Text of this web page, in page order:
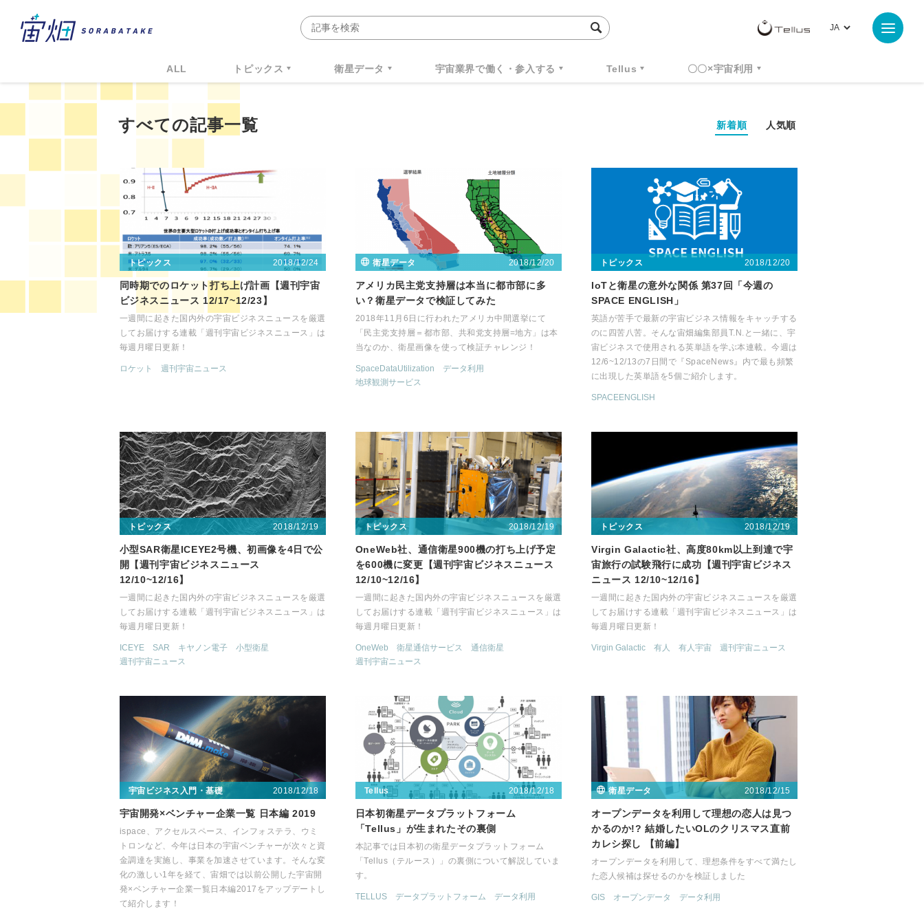
ALL トピックス 衛星データ 宇宙業界で働く・参入する Tellus 〇〇×宇宙利用
すべての記事一覧 新着順 人気順
トピックス 2018/12/24
同時期でのロケット打ち上げ計画【週刊宇宙
ビジネスニュース 12/17~12/23】
一週間に起きた国内外の宇宙ビジネスニュースを厳選
してお届けする連載「週刊宇宙ビジネスニュース」は
毎週月曜日更新！
ロケット 週刊宇宙ニュース
衛星データ 2018/12/20
アメリカ民主党支持層は本当に都市部に多
い？衛星データで検証してみた
2018年11月6日に行われたアメリカ中間選挙にて
「民主党支持層＝都市部、共和党支持層=地方」は本
当なのか、衛星画像を使って検証チャレンジ！
SpaceDataUtilization
データ利用
地球観測サービス
トピックス 2018/12/20
IoTと衛星の意外な関係 第37回「今週の
SPACE ENGLISH」
英語が苦手で最新の宇宙ビジネス情報をキャッチする
のに四苦八苦。そんな宙畑編集部員T.N.と一緒に、宇
宙ビジネスで使用される英単語を学ぶ本連載。今週は
12/6~12/13の7日間で『SpaceNews』内で最も頻繁
に出現した英単語を5個ご紹介します。
SPACEENGLISH
トピックス 2018/12/19
小型SAR衛星ICEYE2号機、初画像を4日で公
開【週刊宇宙ビジネスニュース
12/10~12/16】
一週間に起きた国内外の宇宙ビジネスニュースを厳選
してお届けする連載「週刊宇宙ビジネスニュース」は
毎週月曜日更新！
ICEYE SAR キヤノン電子
小型衛星
週刊宇宙ニュース
トピックス 2018/12/19
OneWeb社、通信衛星900機の打ち上げ予定
を600機に変更【週刊宇宙ビジネスニュース
12/10~12/16】
一週間に起きた国内外の宇宙ビジネスニュースを厳選
してお届けする連載「週刊宇宙ビジネスニュース」は
毎週月曜日更新！
OneWeb 衛星通信サービス
通信衛星
週刊宇宙ニュース
トピックス 2018/12/19
Virgin Galactic社、高度80km以上到達で宇
宙旅行の試験飛行に成功【週刊宇宙ビジネス
ニュース 12/10~12/16】
一週間に起きた国内外の宇宙ビジネスニュースを厳選
してお届けする連載「週刊宇宙ビジネスニュース」は
毎週月曜日更新！
Virgin Galactic 有人 有人宇宙 週刊宇宙ニュース
宇宙ビジネス入門・基礎 2018/12/18
宇宙開発×ベンチャー企業一覧 日本編 2019
ispace、アクセルスペース、インフォステラ、ウミ
トロンなど、今年は日本の宇宙ベンチャーが次々と資
金調達を実施し、事業を加速させています。そんな変
化の激しい1年を経て、宙畑では以前公開した宇宙開
発×ベンチャー企業一覧日本編2017をアップデートし
て紹介します！
Tellus 2018/12/18
日本初衛星データプラットフォーム
「Tellus」が生まれたその裏側
本記事では日本初の衛星データプラットフォーム
「Tellus（テルース）」の裏側について解説していま
す。
TELLUS データプラットフォーム データ利用
衛星データ 2018/12/15
オープンデータを利用して理想の恋人は見つ
かるのか!? 結婚したいOLのクリスマス直前
カレシ探し 【前編】
オープンデータを利用して、理想条件をすべて満たし
た恋人候補は探せるのかを検証しました
GIS オープンデータ データ利用